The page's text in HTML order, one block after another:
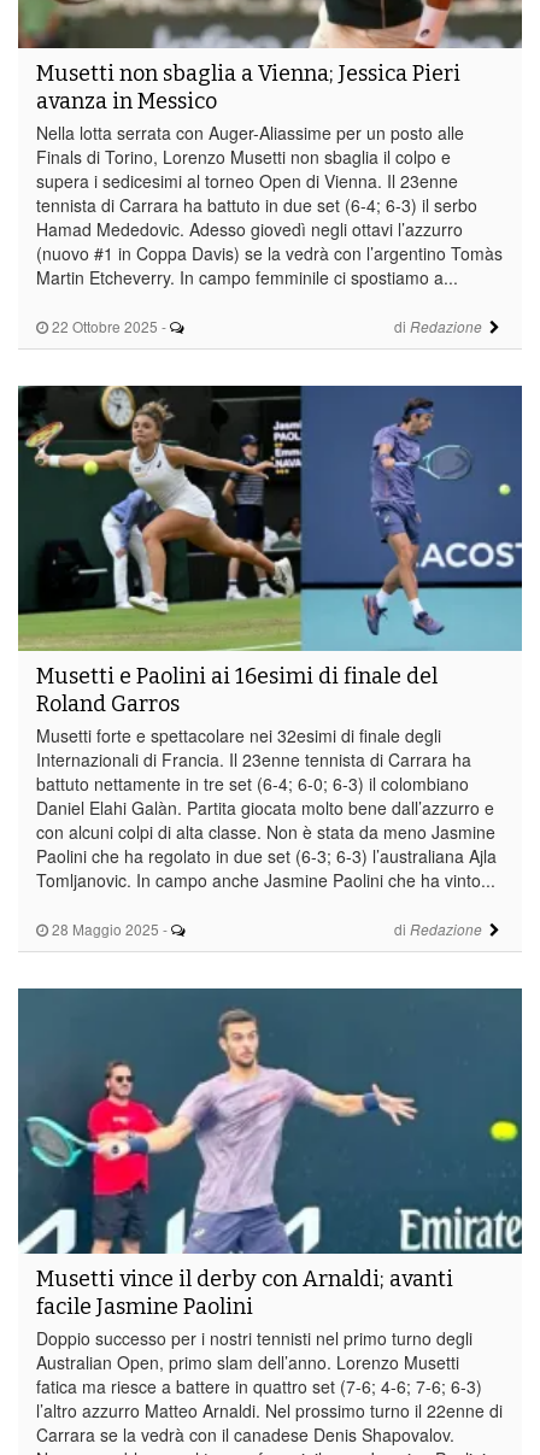
22 Ottobre 2025 - di Redazione
Musetti non sbaglia a Vienna; Jessica Pieri
avanza in Messico
Nella lotta serrata con Auger-Aliassime per un posto alle
Finals di Torino, Lorenzo Musetti non sbaglia il colpo e
supera i sedicesimi al torneo Open di Vienna. Il 23enne
tennista di Carrara ha battuto in due set (6-4; 6-3) il serbo
Hamad Mededovic. Adesso giovedì negli ottavi l’azzurro
(nuovo #1 in Coppa Davis) se la vedrà con l’argentino Tomàs
Martin Etcheverry. In campo femminile ci spostiamo a...
28 Maggio 2025 - di Redazione
Musetti e Paolini ai 16esimi di finale del
Roland Garros
Musetti forte e spettacolare nei 32esimi di finale degli
Internazionali di Francia. Il 23enne tennista di Carrara ha
battuto nettamente in tre set (6-4; 6-0; 6-3) il colombiano
Daniel Elahi Galàn. Partita giocata molto bene dall’azzurro e
con alcuni colpi di alta classe. Non è stata da meno Jasmine
Paolini che ha regolato in due set (6-3; 6-3) l’australiana Ajla
Tomljanovic. In campo anche Jasmine Paolini che ha vinto...
Musetti vince il derby con Arnaldi; avanti
facile Jasmine Paolini
Doppio successo per i nostri tennisti nel primo turno degli
Australian Open, primo slam dell’anno. Lorenzo Musetti
fatica ma riesce a battere in quattro set (7-6; 4-6; 7-6; 6-3)
l’altro azzurro Matteo Arnaldi. Nel prossimo turno il 22enne di
Carrara se la vedrà con il canadese Denis Shapovalov.